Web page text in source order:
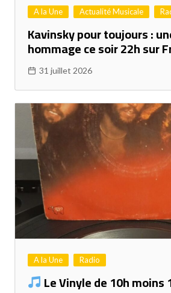
A la Une Actualité Musicale
Kavinsky pour toujours :
hommage ce soir 22h sur
31 juillet 2026
A la Une Radio
Le Vinyle de 10h moins